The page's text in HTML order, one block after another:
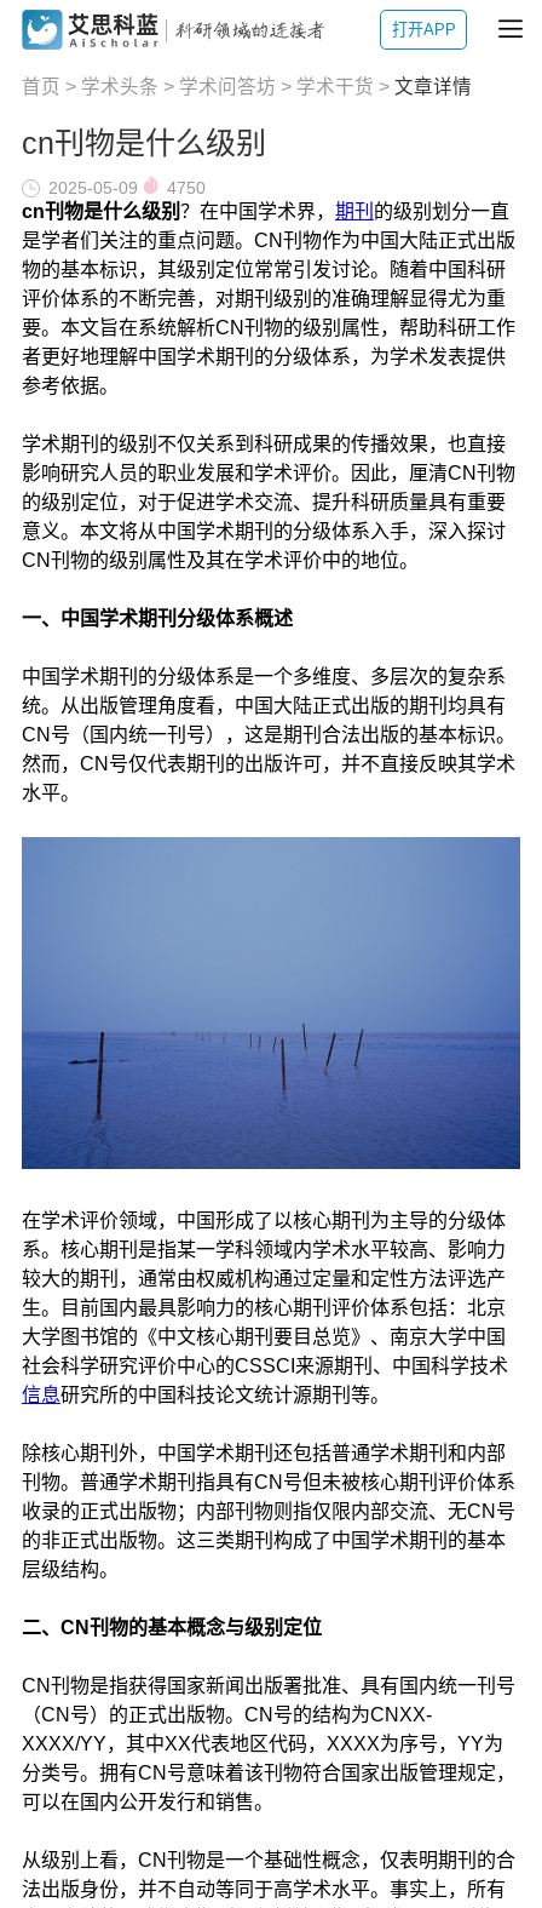
打开APP
首页 > 学术头条 > 学术问答坊 > 学术干货 > 文章详情
cn刊物是什么级别
2025-05-09 4750
cn刊物是什么级别 ？在中国学术界， 期刊 的级别划分一直
是学者们关注的重点问题。CN刊物作为中国大陆正式出版
物的基本标识，其级别定位常常引发讨论。随着中国科研
评价体系的不断完善，对期刊级别的准确理解显得尤为重
要。本文旨在系统解析CN刊物的级别属性，帮助科研工作
者更好地理解中国学术期刊的分级体系，为学术发表提供
参考依据。
学术期刊的级别不仅关系到科研成果的传播效果，也直接
影响研究人员的职业发展和学术评价。因此，厘清CN刊物
的级别定位，对于促进学术交流、提升科研质量具有重要
意义。本文将从中国学术期刊的分级体系入手，深入探讨
CN刊物的级别属性及其在学术评价中的地位。
一、中国学术期刊分级体系概述
中国学术期刊的分级体系是一个多维度、多层次的复杂系
统。从出版管理角度看，中国大陆正式出版的期刊均具有
CN号（国内统一刊号），这是期刊合法出版的基本标识。
然而，CN号仅代表期刊的出版许可，并不直接反映其学术
水平。
在学术评价领域，中国形成了以核心期刊为主导的分级体
系。核心期刊是指某一学科领域内学术水平较高、影响力
较大的期刊，通常由权威机构通过定量和定性方法评选产
生。目前国内最具影响力的核心期刊评价体系包括：北京
大学图书馆的《中文核心期刊要目总览》、南京大学中国
社会科学研究评价中心的CSSCI来源期刊、中国科学技术
信息研究所的中国科技论文统计源期刊等。
除核心期刊外，中国学术期刊还包括普通学术期刊和内部
刊物。普通学术期刊指具有CN号但未被核心期刊评价体系
收录的正式出版物；内部刊物则指仅限内部交流、无CN号
的非正式出版物。这三类期刊构成了中国学术期刊的基本
层级结构。
二、CN刊物的基本概念与级别定位
CN刊物是指获得国家新闻出版署批准、具有国内统一刊号
（CN号）的正式出版物。CN号的结构为CNXX-
XXXX/YY，其中XX代表地区代码，XXXX为序号，YY为
分类号。拥有CN号意味着该刊物符合国家出版管理规定，
可以在国内公开发行和销售。
从级别上看，CN刊物是一个基础性概念，仅表明期刊的合
法出版身份，并不自动等同于高学术水平。事实上，所有